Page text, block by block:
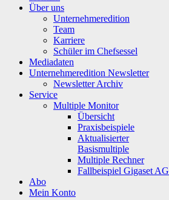
Über uns
Unternehmeredition
Team
Karriere
Schüler im Chefsessel
Mediadaten
Unternehmeredition Newsletter
Newsletter Archiv
Service
Multiple Monitor
Übersicht
Praxisbeispiele
Aktualisierter
Basismultiple
Multiple Rechner
Fallbeispiel Gigaset AG
Abo
Mein Konto